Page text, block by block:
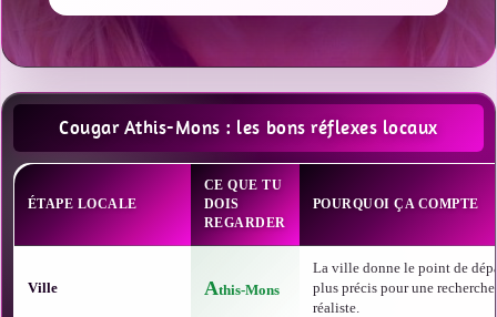
Cougar Athis-Mons : les bons réflexes locaux
ÉTAPE LOCALE
CE QUE TU
DOIS
REGARDER
POURQUOI ÇA COMPTE
Ville Athis-Mons
La ville donne le point de
plus précis pour une
réaliste.